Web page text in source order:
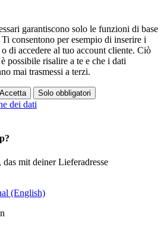
garantiscono solo le funzioni di base
consentono per esempio di inserire i
di accedere al tuo account cliente. Ciò
possibile risalire a te e che i dati
mai trasmessi a terzi.
Accetta Solo obbligatori
dei dati
, das mit deiner Lieferadresse
(English)